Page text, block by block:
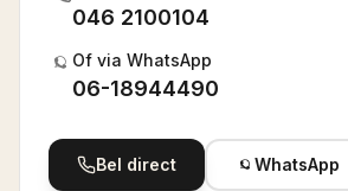
046 2100104
Of via WhatsApp
06-18944490
Bel direct WhatsApp